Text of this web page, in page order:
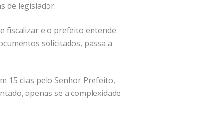
de legislador.
fiscalizar e o prefeito entende
solicitados, passa a
15 dias pelo Senhor Prefeito,
apenas se a complexidade